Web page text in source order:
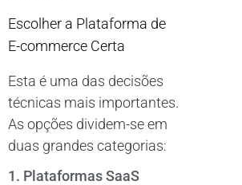
Escolher a Plataforma de
E-commerce Certa
Esta é uma das decisões
técnicas mais importantes.
As opções dividem-se em
duas grandes categorias:
1. Plataformas SaaS